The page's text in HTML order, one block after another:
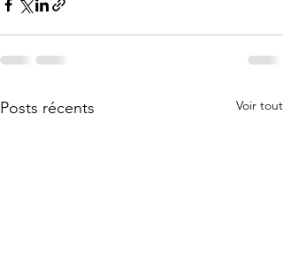
Posts récents Voir tout